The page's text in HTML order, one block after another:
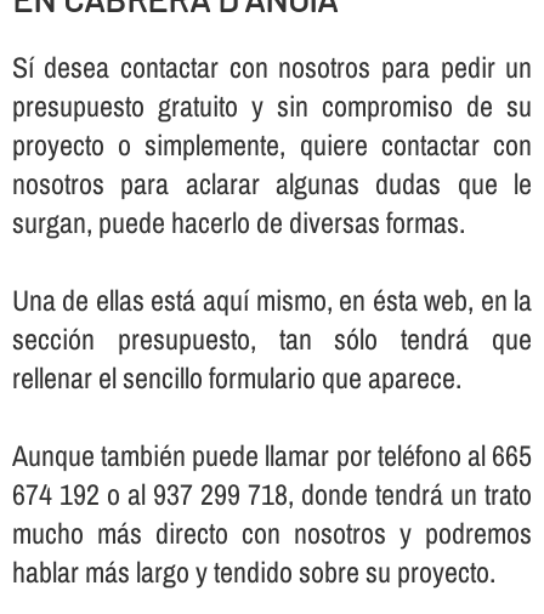
Sí­ desea contactar con nosotros para pedir un
presupuesto gratuito y sin compromiso de su
proyecto o simplemente, quiere contactar con
nosotros para aclarar algunas dudas que le
surgan, puede hacerlo de diversas formas.
Una de ellas está aquí­ mismo, en ésta web, en la
sección presupuesto, tan sólo tendrá que
rellenar el sencillo formulario que aparece.
Aunque también puede llamar por teléfono al 665
674 192 o al 937 299 718, donde tendrá un trato
mucho más directo con nosotros y podremos
hablar más largo y tendido sobre su proyecto.